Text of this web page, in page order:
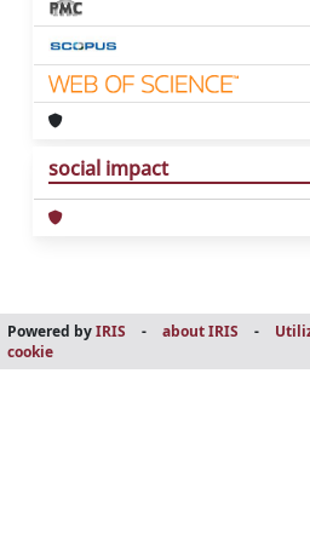
social impact
Powered byIRIS - about IRIS -
cookie